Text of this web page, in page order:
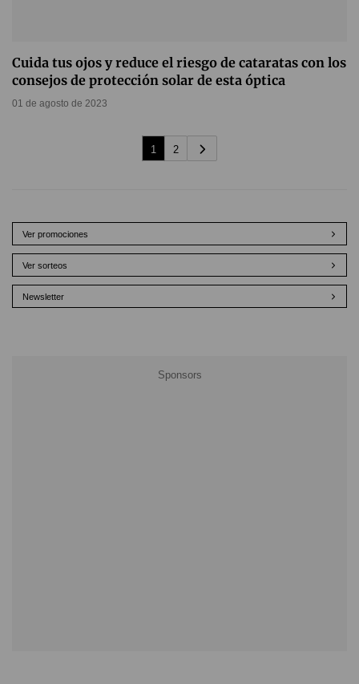
Cuida tus ojos y reduce el riesgo de cataratas con los
consejos de protección solar de esta óptica
01 de agosto de 2023
1 2
Ver promociones
Ver sorteos
Newsletter